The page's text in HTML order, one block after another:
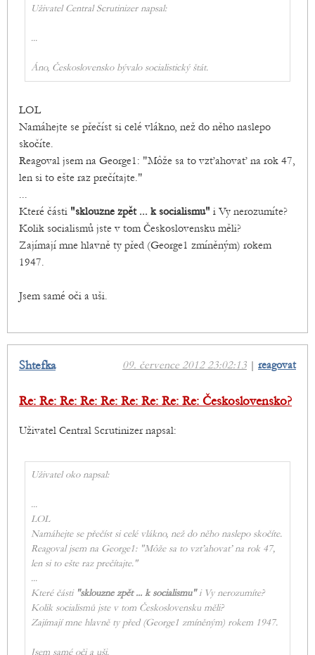
Uživatel Central Scrutinizer napsal:
...
Áno, Československo bývalo socialistický štát.
LOL
Namáhejte se přečíst si celé vlákno, než do něho naslepo
skočíte.
Reagoval jsem na George1: "Môže sa to vzťahovať na rok 47,
len si to ešte raz prečítajte."
...
Které části "sklouzne zpět ... k socialismu" i Vy nerozumíte?
Kolik socialismů jste v tom Československu měli?
Zajímají mne hlavně ty před (George1 zmíněným) rokem
1947.
Jsem samé oči a uši.
09. července 2012 23:02:13 | reagovat
Shtefka
Re: Re: Re: Re: Re: Re: Re: Re: Re: Československo?
Uživatel Central Scrutinizer napsal:
Uživatel oko napsal:
...
LOL
Namáhejte se přečíst si celé vlákno, než do něho naslepo skočíte.
Reagoval jsem na George1: "Môže sa to vzťahovať na rok 47,
len si to ešte raz prečítajte."
...
Které části "sklouzne zpět ... k socialismu"i Vy nerozumíte?
Kolik socialismů jste v tom Československu měli?
Zajímají mne hlavně ty před (George1 zmíněným) rokem 1947.
Jsem samé oči a uši.